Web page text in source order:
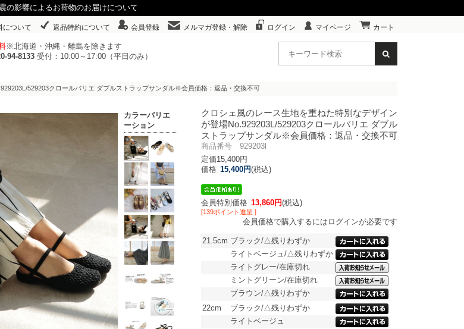
の影響によるお荷物のお届けについて
について 返品特約について 会員登録 メルマガ登録・解除 ログイン マイページ カート
※北海道・沖縄・離島を除きます
94-8133 受付：10:00～17:00（平日のみ）
529203クロールバリエ ダブルストラップサンダル※会員価格：返品・交換不可
クロシェ風のレース生地を重ねた特別なデザイン
が登場No.929203L/529203クロールバリエ ダブル
ストラップサンダル※会員価格：返品・交換不可
商品番号 929203l
定価15,400円
価格 15,400円(税込)
会員特別価格 13,860円(税込)
[139ポイント進呈 ]
会員価格で購入するにはログインが必要です
21.5cm ブラック/△残りわずか
ライトベージュ/△残りわずか
ライトグレー/在庫切れ
ミントグリーン/在庫切れ
ブラウン/△残りわずか
22cm
ブラック/△残りわずか
ライトベージュ
カラーバリエ
ーション